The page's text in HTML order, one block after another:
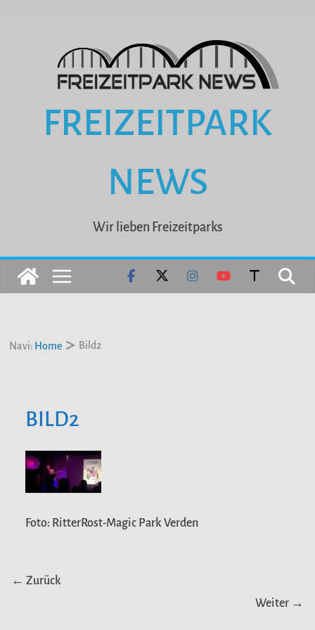
FREIZEITPARK
NEWS
Wir lieben Freizeitparks
Navi: Home Bild2
BILD2
Foto: RitterRost-Magic Park Verden
← Zurück
Weiter →